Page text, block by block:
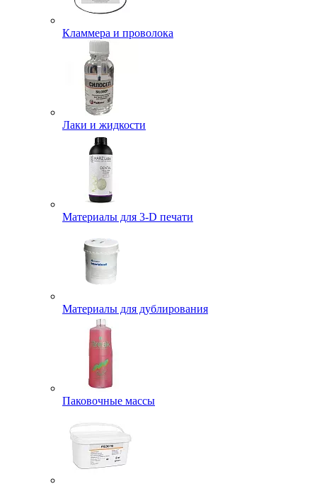
Кламмера и проволока
Лаки и жидкости
Материалы для 3-D печати
Материалы для дублирования
Паковочные массы